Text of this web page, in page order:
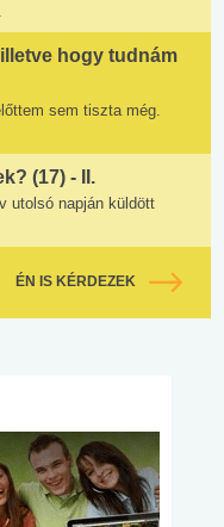
hogy tudnám
sem tiszta még.
(17) - II.
utolsó napján küldött
ÉN IS KÉRDEZEK